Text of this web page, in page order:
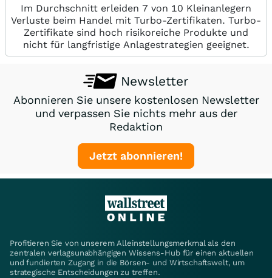
Im Durchschnitt erleiden 7 von 10 Kleinanlegern
Verluste beim Handel mit Turbo-Zertifikaten. Turbo-
Zertifikate sind hoch risikoreiche Produkte und
nicht für langfristige Anlagestrategien geeignet.
Newsletter
Abonnieren Sie unsere kostenlosen Newsletter
und verpassen Sie nichts mehr aus der
Redaktion
Jetzt abonnieren!
Profitieren Sie von unserem Alleinstellungsmerkmal als den
zentralen verlagsunabhängigen Wissens-Hub für einen aktuellen
und fundierten Zugang in die Börsen- und Wirtschaftswelt, um
strategische Entscheidungen zu treffen.